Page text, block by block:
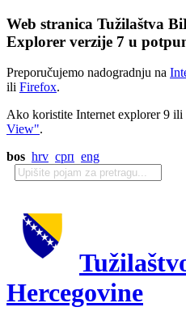
Web stranica Tužilaštva
Explorer verzije 7 u
Preporučujemo nadogradnju na
ili Firefox.
Ako koristite Internet explorer 9 ili
View".
bos hrv срп eng
Hercegovine